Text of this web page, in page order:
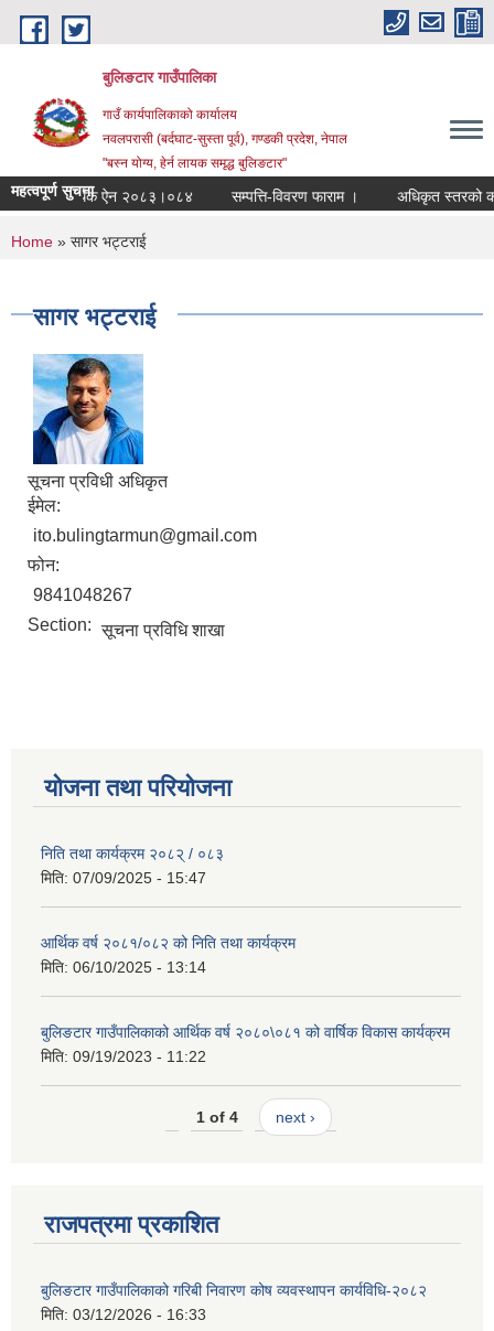
Skip to main content
बुलिङटार गाउँपालिका
गाउँ कार्यपालिकाको कार्यालय
नवलपरासी (बर्दघाट-सुस्ता पूर्व), गण्डकी प्रदेश, नेपाल
"बस्न योग्य, हेर्न लायक समृद्ध बुलिङटार"
महत्वपूर्ण सुचना
आर्थिक ऐन २०८३।०८४ सम्पत्ति-विवरण फाराम । अधिकृत स्तरको
You are here
Home » सागर भट्टराई
सागर भट्टराई
सूचना प्रविधी अधिकृत
ईमेल:
ito.bulingtarmun@gmail.com
फोन:
9841048267
Section: सूचना प्रविधि शाखा
योजना तथा परियोजना
निति तथा कार्यक्रम २०८२् / ०८३
मिति: 07/09/2025 - 15:47
आर्थिक वर्ष २०८१/०८२ को निति तथा कार्यक्रम
मिति: 06/10/2025 - 13:14
बुलिङटार गाउँपालिकाको आर्थिक वर्ष २०८०\०८१ को वार्षिक विकास कार्यक्रम
मिति: 09/19/2023 - 11:22
1 of 4 next ›
राजपत्रमा प्रकाशित
बुलिङटार गाउँपालिकाको गरिबी निवारण कोष व्यवस्थापन कार्यविधि-२०८२
मिति: 03/12/2026 - 16:33